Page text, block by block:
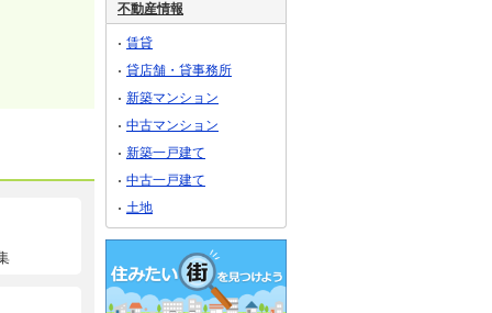
不動産情報
賃貸
貸店舗・貸事務所
新築マンション
中古マンション
新築一戸建て
中古一戸建て
土地